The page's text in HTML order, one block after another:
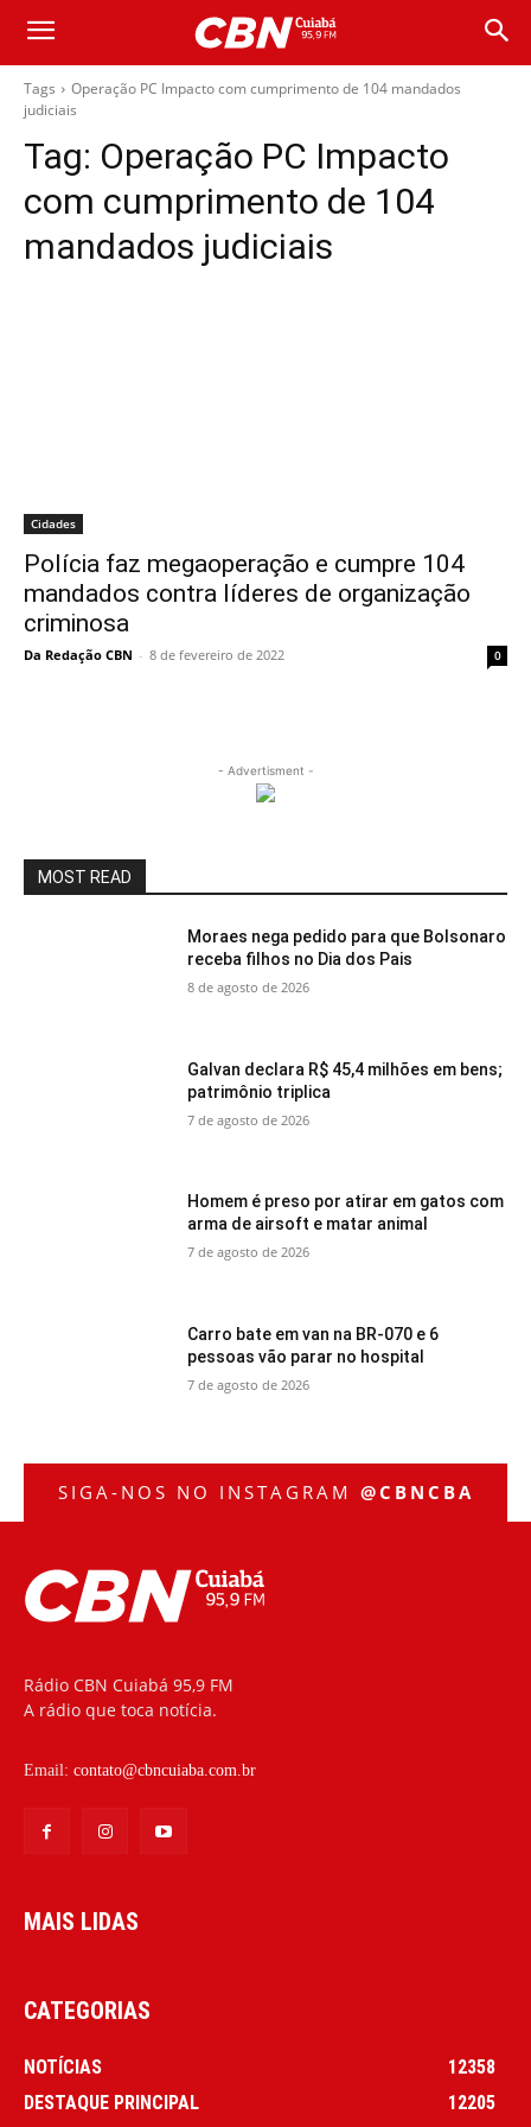
Tags
Operação PC Impacto com cumprimento de 104 mandados
judiciais
Tag: Operação PC Impacto
com cumprimento de 104
mandados judiciais
Cidades
Polícia faz megaoperação e cumpre 104
mandados contra líderes de organização
criminosa
Da Redação CBN - 8 de fevereiro de 2022 0
- Advertisment -
MOST READ
Moraes nega pedido para que Bolsonaro
receba filhos no Dia dos Pais
8 de agosto de 2026
Galvan declara R$ 45,4 milhões em bens;
patrimônio triplica
7 de agosto de 2026
Homem é preso por atirar em gatos com
arma de airsoft e matar animal
7 de agosto de 2026
Carro bate em van na BR-070 e 6
pessoas vão parar no hospital
7 de agosto de 2026
SIGA-NOS NO INSTAGRAM @CBNCBA
Rádio CBN Cuiabá 95,9 FM
A rádio que toca notícia.
Email: contato@cbncuiaba.com.br
MAIS LIDAS
CATEGORIAS
NOTÍCIAS
12358
DESTAQUE PRINCIPAL
12205